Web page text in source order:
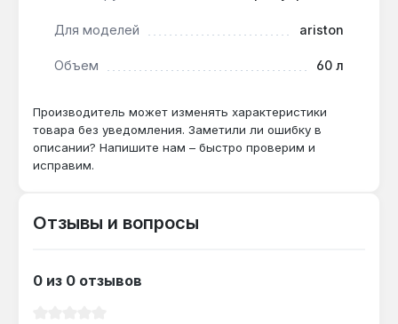
жильцами.
Ariston, которые хотят повысить комфорт
отдельного оборудования. Производство —
Италия. Гарантия 2 года, доставка по Украине.
Для моделей ariston
Объем 60 л
Производитель может изменять характеристики
товара без уведомления. Заметили ли ошибку в
описании? Напишите нам – быстро проверим и
исправим.
Отзывы и вопросы
0 из 0 отзывов